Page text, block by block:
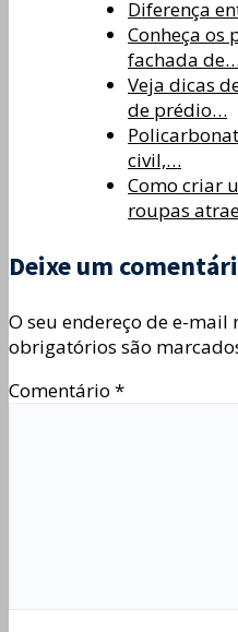
Diferença
Conheça os
fachada de…
Veja dicas
de prédio…
civil,…
Como criar
roupas
Deixe um
O seu endereço de e-
obrigatórios são
Comentário *